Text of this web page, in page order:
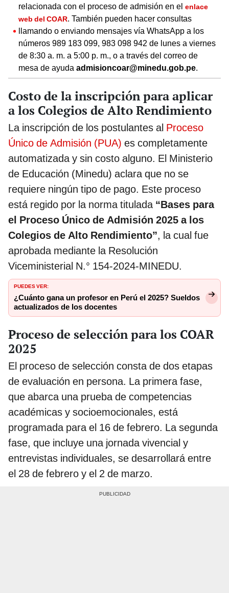
relacionada con el proceso de admisión en el enlace
web del COAR. También pueden hacer consultas
llamando o enviando mensajes vía WhatsApp a los
números 989 183 099, 983 098 942 de lunes a viernes
de 8:30 a. m. a 5:00 p. m., o a través del correo de
mesa de ayuda admisioncoar@minedu.gob.pe.
Costo de la inscripción para aplicar
a los Colegios de Alto Rendimiento
La inscripción de los postulantes al Proceso
Único de Admisión (PUA) es completamente
automatizada y sin costo alguno. El Ministerio
de Educación (Minedu) aclara que no se
requiere ningún tipo de pago. Este proceso
está regido por la norma titulada“Bases para
el Proceso Único de Admisión 2025 a los
Colegios de Alto Rendimiento”, la cual fue
aprobada mediante la Resolución
Viceministerial N.° 154-2024-MINEDU.
PUEDES VER:
¿Cuánto gana un profesor en Perú el 2025? Sueldos
actualizados de los docentes
Proceso de selección para los COAR
2025
El proceso de selección consta de dos etapas
de evaluación en persona. La primera fase,
que abarca una prueba de competencias
académicas y socioemocionales, está
programada para el 16 de febrero. La segunda
fase, que incluye una jornada vivencial y
entrevistas individuales, se desarrollará entre
el 28 de febrero y el 2 de marzo.